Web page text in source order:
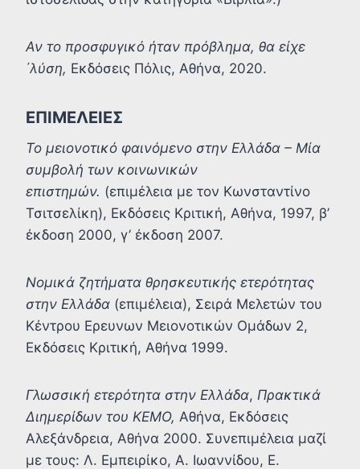
Αν το προσφυγικό ήταν πρόβλημα, θα είχε
΄λύση, Εκδόσεις Πόλις, Αθήνα, 2020.
ΕΠΙΜΕΛΕΙΕΣ
Το μειονοτικό φαινόμενο στην Ελλάδα – Μία
συμβολή των κοινωνικών
επιστημών. (επιμέλεια με τον Κωνσταντίνο
Τσιτσελίκη), Εκδόσεις Κριτική, Αθήνα, 1997, β’
έκδοση 2000, γ’ έκδοση 2007.
Νομικά ζητήματα θρησκευτικής ετερότητας
στην Ελλάδα (επιμέλεια), Σειρά Μελετών του
Κέντρου Ερευνων Μειονοτικών Ομάδων 2,
Εκδόσεις Κριτική, Αθήνα 1999.
Γλωσσική ετερότητα στην Ελλάδα, Πρακτικά
Διημερίδων του ΚΕΜΟ, Αθήνα, Εκδόσεις
Αλεξάνδρεια, Αθήνα 2000. Συνεπιμέλεια μαζί
με τους: Λ. Εμπειρίκο, Α. Ιωαννίδου, Ε.